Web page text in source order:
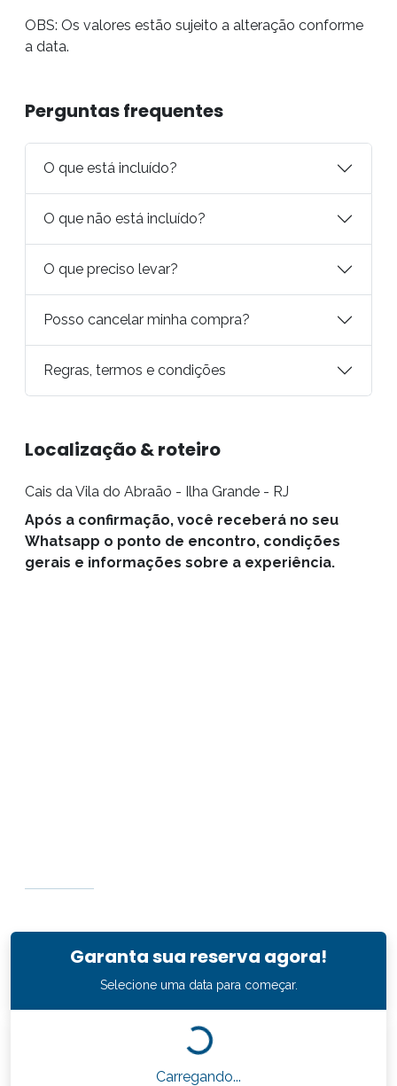
OBS: Os valores estão sujeito a alteração conforme
a data.
Perguntas frequentes
O que está incluído?
O que não está incluído?
O que preciso levar?
Posso cancelar minha compra?
Regras, termos e condições
Localização & roteiro
Cais da Vila do Abraão - Ilha Grande - RJ
Após a confirmação, você receberá no seu
Whatsapp o ponto de encontro, condições
gerais e informações sobre a experiência.
Garanta sua reserva agora!
Selecione uma data para começar.
Carregando...